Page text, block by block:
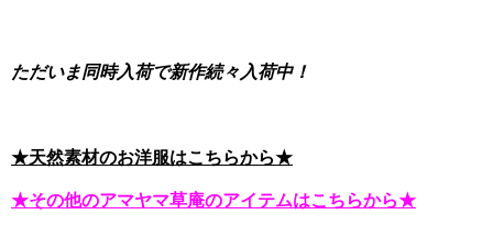
ただいま同時入荷で新作続々入荷中！
★天然素材のお洋服はこちらから★
★その他のアマヤマ草庵のアイテムはこちらから★